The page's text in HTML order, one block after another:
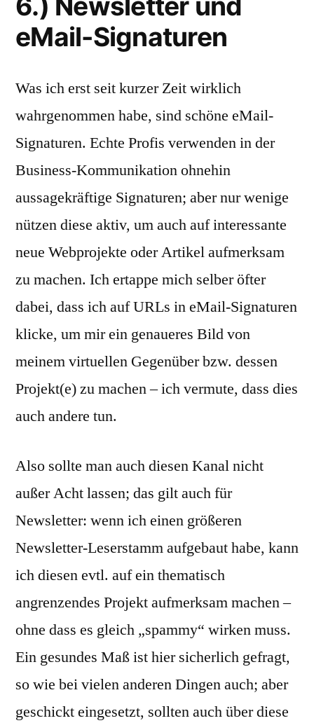
eMail-Signaturen
Was ich erst seit kurzer Zeit wirklich
wahrgenommen habe, sind schöne eMail-
Signaturen. Echte Profis verwenden in der
Business-Kommunikation ohnehin
aussagekräftige Signaturen; aber nur wenige
nützen diese aktiv, um auch auf interessante
neue Webprojekte oder Artikel aufmerksam
zu machen. Ich ertappe mich selber öfter
dabei, dass ich auf URLs in eMail-Signaturen
klicke, um mir ein genaueres Bild von
meinem virtuellen Gegenüber bzw. dessen
Projekt(e) zu machen – ich vermute, dass dies
auch andere tun.
Also sollte man auch diesen Kanal nicht
außer Acht lassen; das gilt auch für
Newsletter: wenn ich einen größeren
Newsletter-Leserstamm aufgebaut habe, kann
ich diesen evtl. auf ein thematisch
angrenzendes Projekt aufmerksam machen –
ohne dass es gleich „spammy“ wirken muss.
Ein gesundes Maß ist hier sicherlich gefragt,
so wie bei vielen anderen Dingen auch; aber
geschickt eingesetzt, sollten auch über diese